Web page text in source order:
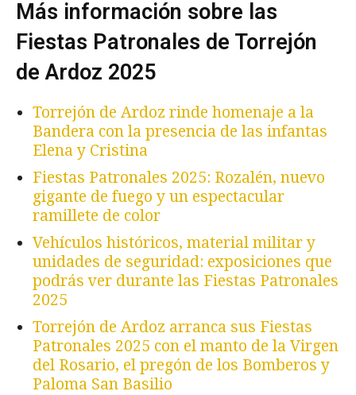
Más información sobre las
Fiestas Patronales de Torrejón
de Ardoz 2025
Torrejón de Ardoz rinde homenaje a la
Bandera con la presencia de las infantas
Elena y Cristina
Fiestas Patronales 2025: Rozalén, nuevo
gigante de fuego y un espectacular
ramillete de color
Vehículos históricos, material militar y
unidades de seguridad: exposiciones que
podrás ver durante las Fiestas Patronales
2025
Torrejón de Ardoz arranca sus Fiestas
Patronales 2025 con el manto de la Virgen
del Rosario, el pregón de los Bomberos y
Paloma San Basilio